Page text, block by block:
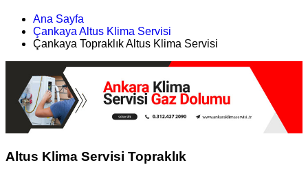
Ana Sayfa
Çankaya Altus Klima Servisi
Çankaya Topraklık Altus Klima Servisi
Altus Klima Servisi Topraklık